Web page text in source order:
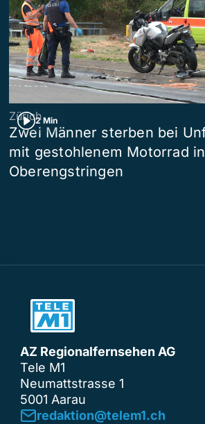
2 Min
Zürich
Zwei Männer sterben bei
mit gestohlenem Motorrad in
Oberengstringen
AZ Regionalfernsehen AG
Tele M1
Neumattstrasse 1
5001 Aarau
redaktion@telem1.ch